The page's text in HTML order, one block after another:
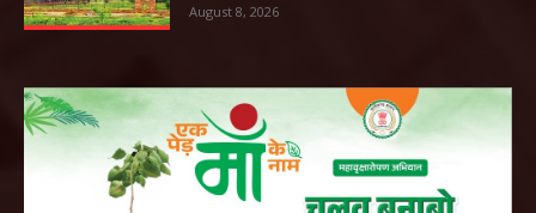
August 8, 2026